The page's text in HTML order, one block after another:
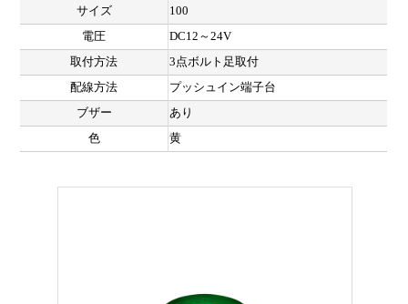
サイズ
100
電圧
DC12～24V
取付方法
3点ボルト足取付
配線方法
プッシュイン端子台
ブザー
あり
色
黄